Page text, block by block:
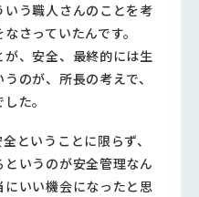
う職人さんのことを考
さっていたんです。
が、安全、最終的には生
のが、所長の考えで、
た。
ということに限らず、
というのが安全管理なん
いい機会になったと思